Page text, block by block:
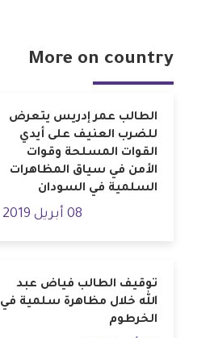
More on country
الطالب عمر إدريس يتعرض
للضرب العنيف على أيدي
القوات المسلحة وقوات
الأمن في سياق المظاهرات
السلمية في السودان
08 أبريل 2019
توقيف الطالب فياض عبد
الله خلال مظاهرة سلمية في
الخرطوم